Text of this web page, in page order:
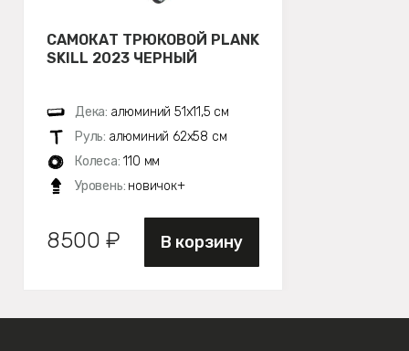
САМОКАТ ТРЮКОВОЙ PLANK
SKILL 2023 ЧЕРНЫЙ
Дека: алюминий 51х11,5 см
Руль: алюминий 62х58 см
Колеса: 110 мм
Уровень: новичок+
8500 ₽ В корзину